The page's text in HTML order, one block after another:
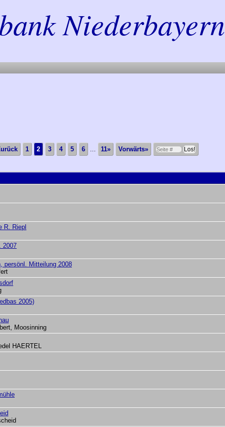
Niederbayern
1 2 3 4 5 6 11» Vorwärts»
R. Riepl
2007
persönl. Mitteilung 2008
2005)
Moosinning
HAERTEL